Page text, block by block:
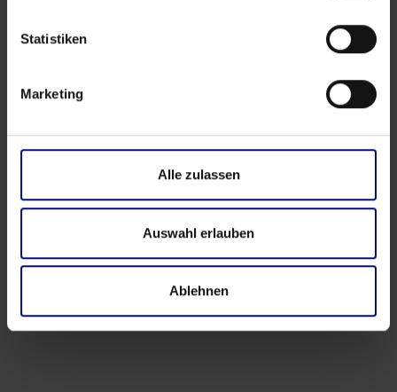
Statistiken
Marketing
Alle zulassen
Auswahl erlauben
Ablehnen